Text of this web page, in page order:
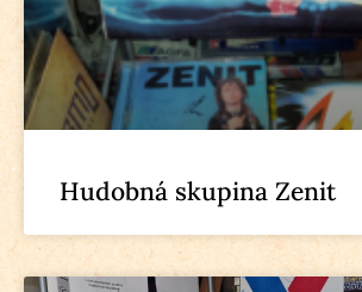
Hudobná skupina Zenit